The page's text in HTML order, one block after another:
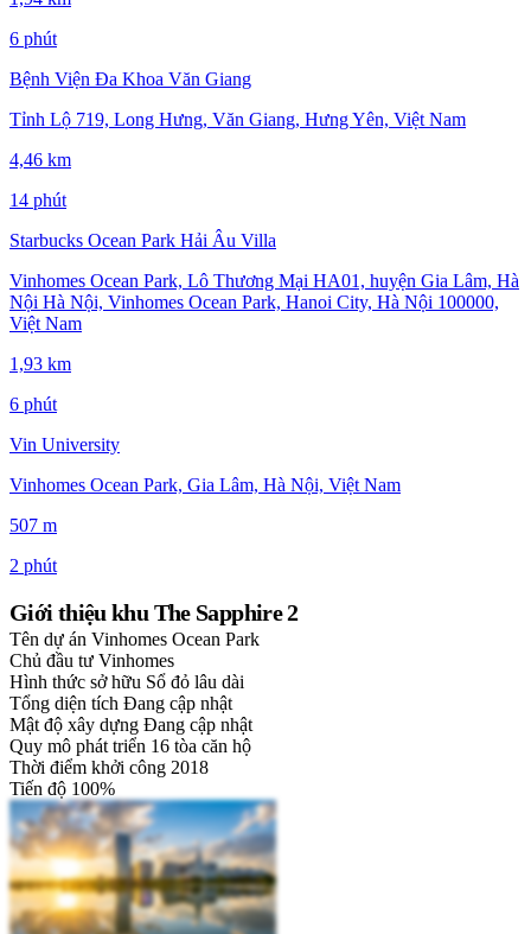
6 phút
Bệnh Viện Đa Khoa Văn Giang
Tỉnh Lộ 719, Long Hưng, Văn Giang, Hưng Yên, Việt Nam
4,46 km
14 phút
Starbucks Ocean Park Hải Âu Villa
Vinhomes Ocean Park, Lô Thương Mại HA01, huyện Gia Lâm, Hà
Nội Hà Nội, Vinhomes Ocean Park, Hanoi City, Hà Nội 100000,
Việt Nam
1,93 km
6 phút
Vin University
Vinhomes Ocean Park, Gia Lâm, Hà Nội, Việt Nam
507 m
2 phút
Giới thiệu khu The Sapphire 2
Tên dự án Vinhomes Ocean Park
Chủ đầu tư Vinhomes
Hình thức sở hữu Sổ đỏ lâu dài
Tổng diện tích Đang cập nhật
Mật độ xây dựng Đang cập nhật
Quy mô phát triển 16 tòa căn hộ
Thời điểm khởi công 2018
Tiến độ 100%